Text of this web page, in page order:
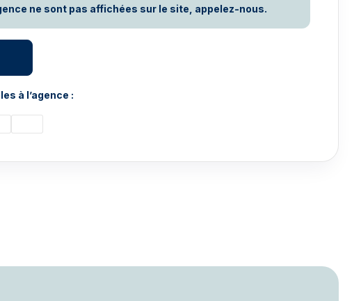
ne sont pas affichées sur le site, appelez-nous.
à l’agence :